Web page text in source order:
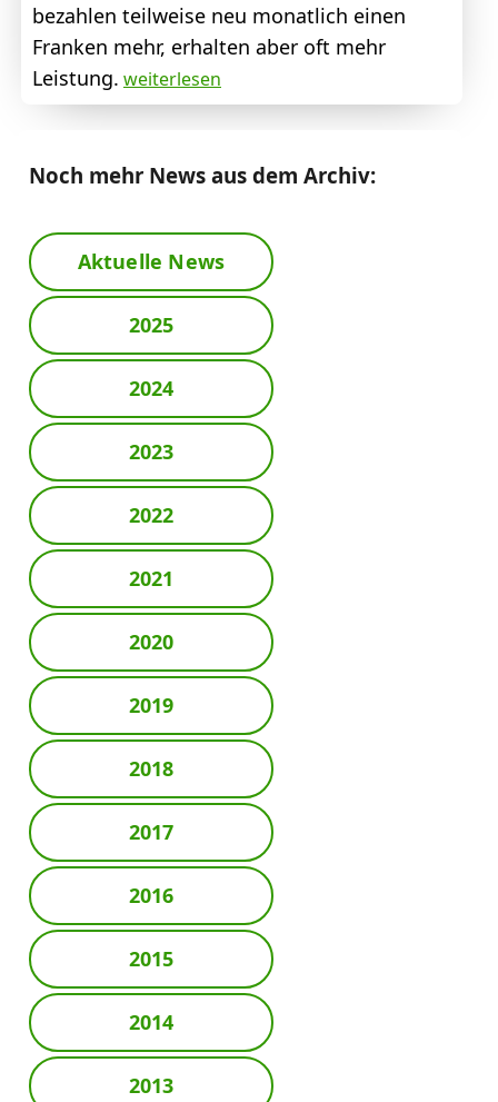
bezahlen teilweise neu monatlich einen
Franken mehr, erhalten aber oft mehr
Leistung. weiterlesen
Noch mehr News aus dem Archiv:
Aktuelle News
2025
2024
2023
2022
2021
2020
2019
2018
2017
2016
2015
2014
2013